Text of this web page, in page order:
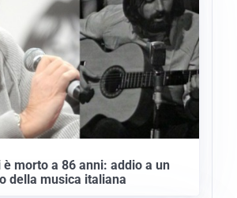
è morto a 86 anni: addio a un
della musica italiana